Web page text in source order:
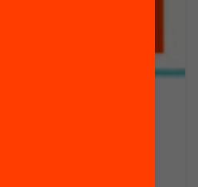
l’eficàcia del